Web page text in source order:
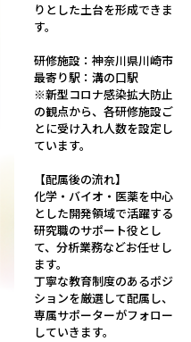
りとした土台を形成できま
す。
研修施設：神奈川県川崎市
最寄り駅：溝の口駅
※新型コロナ感染拡大防止
の観点から、各研修施設ご
とに受け入れ人数を設定し
ています。
【配属後の流れ】
化学・バイオ・医薬を中心
とした開発領域で活躍する
研究職のサポート役とし
て、分析業務などお任せし
ます。
丁寧な教育制度のあるポジ
ションを厳選して配属し、
専属サポーターがフォロー
していきます。